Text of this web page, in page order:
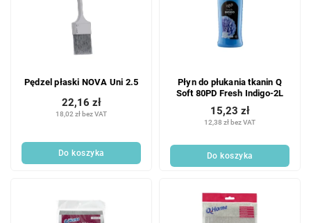
Pędzel płaski NOVA Uni 2.5
18,02 zł bez VAT
22,16 zł
Do koszyka
Płyn do płukania tkanin Q
Soft 80PD Fresh Indigo-2L
12,38 zł bez VAT
15,23 zł
Do koszyka